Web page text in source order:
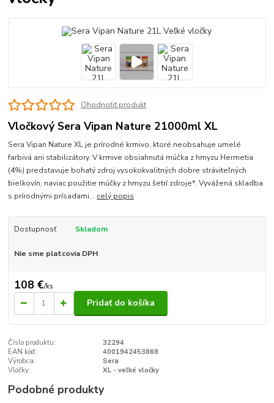
Ohodnotiť produkt
Vločkový Sera Vipan Nature 21000ml XL
Sera Vipan Nature XL je prírodné krmivo, ktoré neobsahuje umelé
farbivá ani stabilizátory. V krmive obsiahnutá múčka z hmyzu Hermetia
(4%) predstavuje bohatý zdroj vysokokvalitných dobre stráviteľných
bielkovín, naviac použitie múčky z hmyzu šetrí zdroje*. Vyvážená skladba
s prírodnými prísadami... celý popis
Dostupnosť Skladom
Nie sme platcovia DPH
108 €/ks
Pridať do košíka
Číslo produktu:
32294
EAN kód:
4001942453868
Výrobca:
Sera
Vločky:
XL - veľké vločky
Podobné produkty